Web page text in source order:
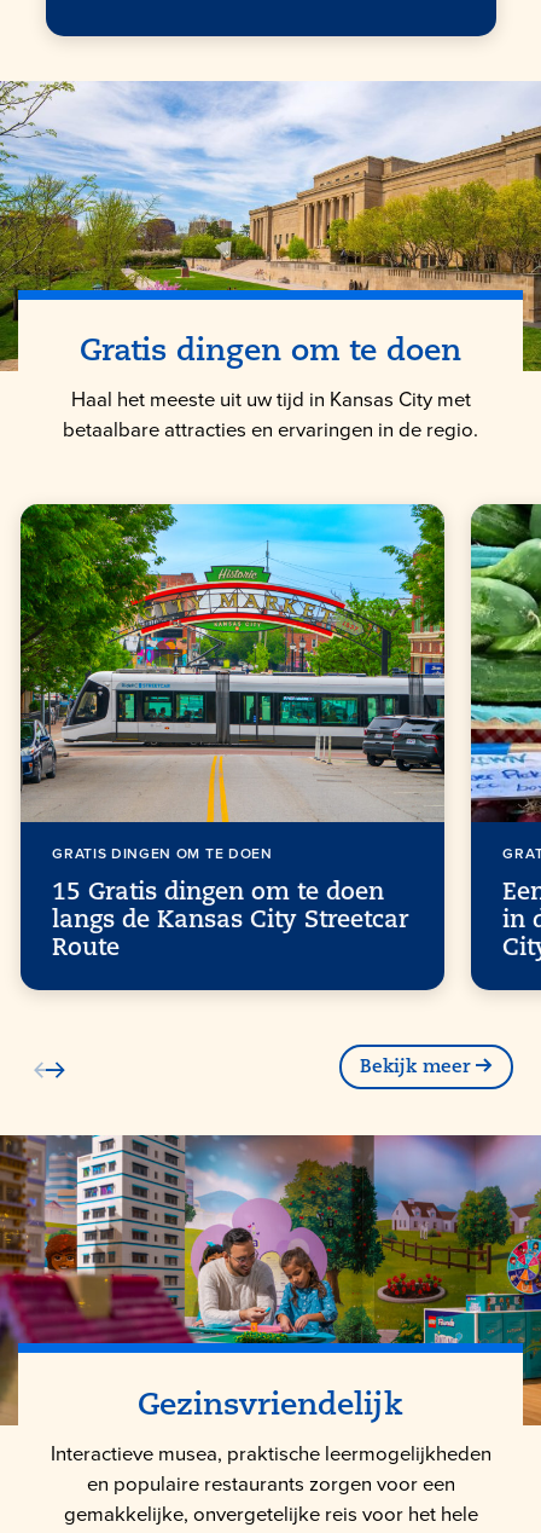
Gratis dingen om te doen
Haal het meeste uit uw tijd in Kansas City met
betaalbare attracties en ervaringen in de regio.
GRATIS DINGEN OM TE DOEN
15 Gratis dingen om te doen
langs de Kansas City Streetcar
Route
in
Bekijk meer
Gezinsvriendelijk
Interactieve musea, praktische leermogelijkheden
en populaire restaurants zorgen voor een
gemakkelijke, onvergetelijke reis voor het hele